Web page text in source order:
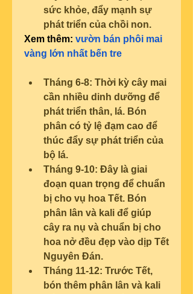
sức khỏe, đẩy mạnh sự
phát triển của chồi non.
Xem thêm: vườn bán phôi mai
vàng lớn nhất bến tre
Tháng 6-8: Thời kỳ cây mai
cần nhiều dinh dưỡng để
phát triển thân, lá. Bón
phân có tỷ lệ đạm cao để
thúc đẩy sự phát triển của
bộ lá.
Tháng 9-10: Đây là giai
đoạn quan trọng để chuẩn
bị cho vụ hoa Tết. Bón
phân lân và kali để giúp
cây ra nụ và chuẩn bị cho
hoa nở đều đẹp vào dịp Tết
Nguyên Đán.
Tháng 11-12: Trước Tết,
bón thêm phân lân và kali